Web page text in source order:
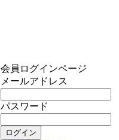
会員ログインページ
メールアドレス
パスワード